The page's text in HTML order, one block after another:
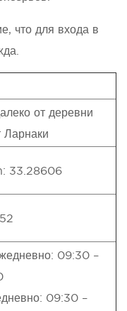
что для входа в
от деревни
33.28606
09:30 –
09:30 –